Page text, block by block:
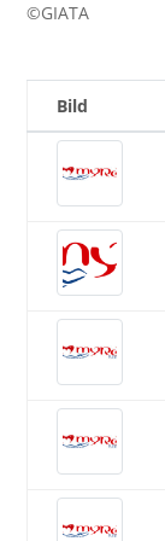
©GIATA
Bild